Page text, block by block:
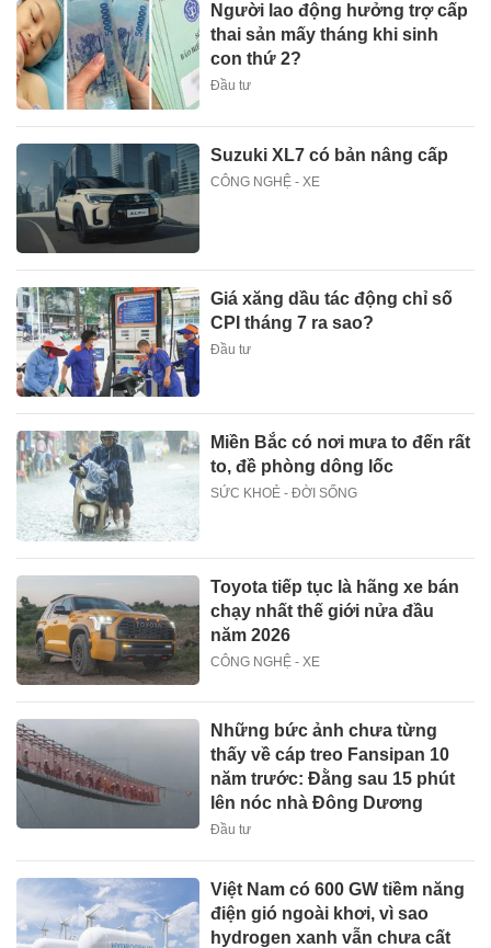
Người lao động hưởng trợ cấp
thai sản mấy tháng khi sinh
con thứ 2?
Đầu tư
Suzuki XL7 có bản nâng cấp
CÔNG NGHỆ - XE
Giá xăng dầu tác động chỉ số
CPI tháng 7 ra sao?
Đầu tư
Miền Bắc có nơi mưa to đến rất
to, đề phòng dông lốc
SỨC KHOẺ - ĐỜI SỐNG
Toyota tiếp tục là hãng xe bán
chạy nhất thế giới nửa đầu
năm 2026
CÔNG NGHỆ - XE
Những bức ảnh chưa từng
thấy về cáp treo Fansipan 10
năm trước: Đằng sau 15 phút
lên nóc nhà Đông Dương
Đầu tư
Việt Nam có 600 GW tiềm năng
điện gió ngoài khơi, vì sao
hydrogen xanh vẫn chưa cất